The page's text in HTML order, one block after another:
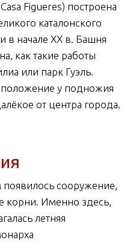
Figueres) построена
каталонского
в начале XX в. Башня
как такие работы
или парк Гуэль.
у подножия
от центра города.
появилось сооружение,
корни. Именно здесь,
летняя